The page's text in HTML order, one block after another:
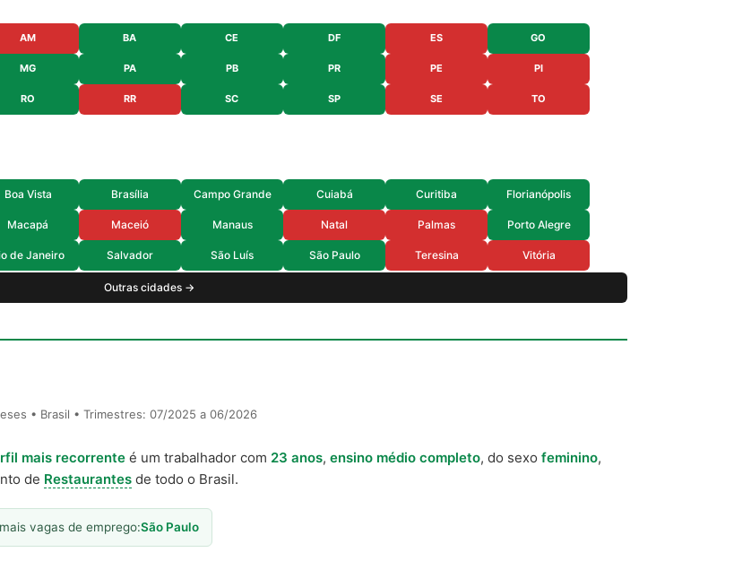
AM BA CE DF ES GO
MG PA PB PR PE PI
RO RR SC SP SE TO
Boa Vista Brasília Campo Grande Cuiabá Curitiba Florianópolis
Macapá Maceió Manaus Natal Palmas Porto Alegre
de Janeiro Salvador São Luís São Paulo Teresina Vitória
Outras cidades →
• Brasil • Trimestres: 07/2025 a 06/2026
mais recorrente é um trabalhador com 23 anos, ensino médio completo, do sexo feminino,
de Restaurantes de todo o Brasil.
vagas de emprego:São Paulo